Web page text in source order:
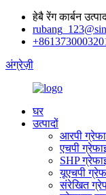
हेबै रेंग कार्बन
अंग्रेज़ी
घर
उत्पादों
आरपी
एचपी
SHP
यूएचपी
संरेखित